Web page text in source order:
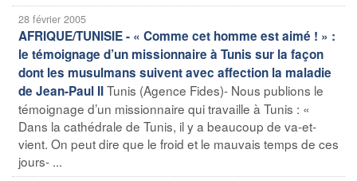
28 février 2005
AFRIQUE/TUNISIE - « Comme cet homme est aimé ! » :
le témoignage d’un missionnaire à Tunis sur la façon
dont les musulmans suivent avec affection la maladie
de Jean-Paul IITunis (Agence Fides)- Nous publions le
témoignage d’un missionnaire qui travaille à Tunis : «
Dans la cathédrale de Tunis, il y a beaucoup de va-et-
vient. On peut dire que le froid et le mauvais temps de ces
jours- ...